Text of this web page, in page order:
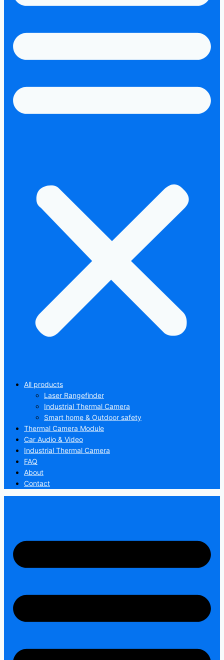
All products
Laser Rangefinder
Industrial Thermal Camera
Smart home & Outdoor safety
Thermal Camera Module
Car Audio & Video
Industrial Thermal Camera
FAQ
About
Contact